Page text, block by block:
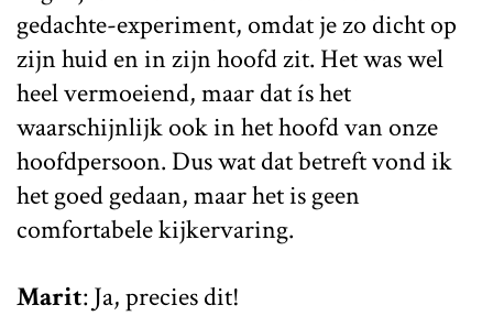
gedachte-experiment, omdat je zo dicht op
zijn huid en in zijn hoofd zit. Het was wel
heel vermoeiend, maar dat ís het
waarschijnlijk ook in het hoofd van onze
hoofdpersoon. Dus wat dat betreft vond ik
het goed gedaan, maar het is geen
comfortabele kijkervaring.
Marit: Ja, precies dit!